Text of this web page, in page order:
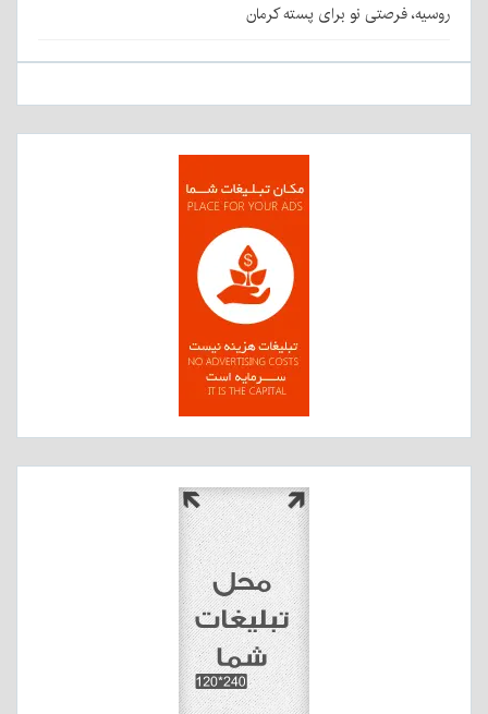
روسیه، فرصتی نو برای پسته کرمان